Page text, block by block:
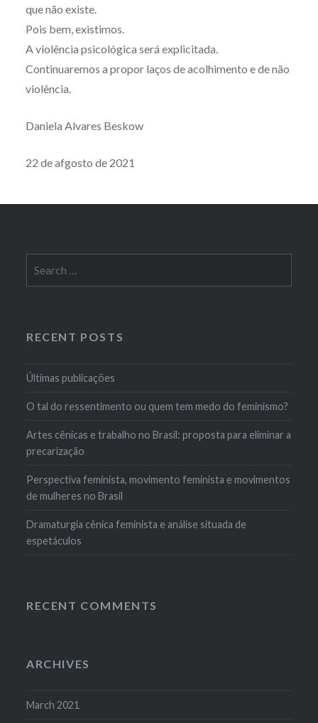
que não existe.
Pois bem, existimos.
A violência psicológica será explicitada.
Continuaremos a propor laços de acolhimento e de não
violência.
Daniela Alvares Beskow
22 de afgosto de 2021
for:
RECENT POSTS
Últimas publicações
O tal do ressentimento ou quem tem medo do feminismo?
Artes cênicas e trabalho no Brasil: proposta para eliminar a
precarização
Perspectiva feminista, movimento feminista e movimentos
de mulheres no Brasil
Dramaturgia cênica feminista e análise situada de
espetáculos
RECENT COMMENTS
ARCHIVES
March 2021